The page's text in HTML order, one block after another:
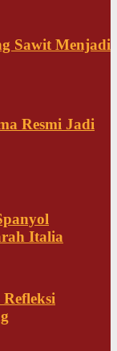
Sawit Menjadi
Resmi Jadi
Italia